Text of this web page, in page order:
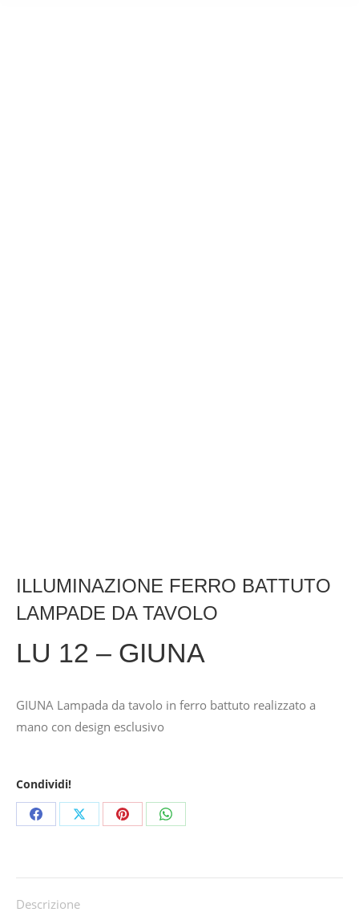
ILLUMINAZIONE FERRO BATTUTO
LAMPADE DA TAVOLO
LU 12 – GIUNA
GIUNA Lampada da tavolo in ferro battuto realizzato a
mano con design esclusivo
Condividi!
Share
Facebook
Share
X
Share
Pinterest
Share
WhatsApp
Descrizione